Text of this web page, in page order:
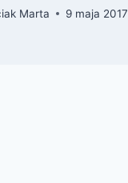
Marta 9 maja 2017